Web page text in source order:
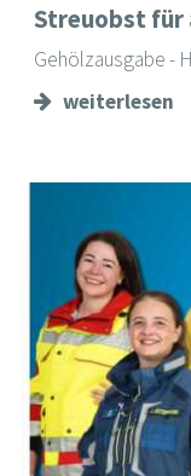
Streuobst für
Gehölzausgabe -
weiterlesen